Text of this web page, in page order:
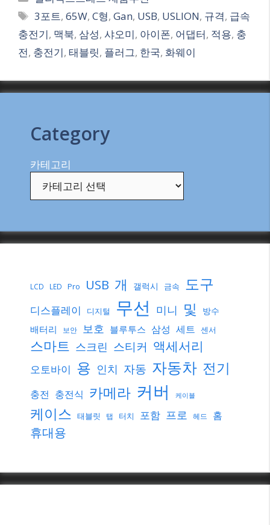
Tags
3포트,65W,C형,Gan, USB, USLION, 규격, 급속
충전기, 맥북, 삼성, 샤오미, 아이폰, 어댑터, 적용, 충
전, 충전기, 태블릿, 플러그, 한국, 화웨이
Category
카테고리
LCD LED Pro USB 개 갤럭시 금속 도구
디스플레이 디지털 무선 미니 및 방수
배터리 보안 보호 블루투스 삼성 세트 센서
스마트 스크린 스티커 액세서리
오토바이 용 인치 자동 자동차 전기
충전 충전식 카메라 커버 케이블
케이스 태블릿 탭 터치 포함 프로 헤드 홈
휴대용